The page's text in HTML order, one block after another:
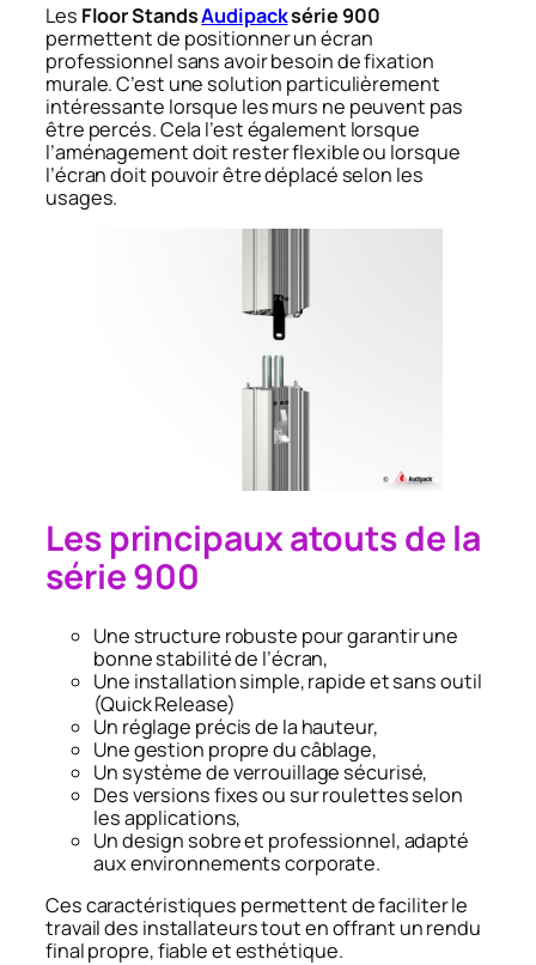
Les Floor StandsAudipacksérie 900
permettent de positionner un écran
professionnel sans avoir besoin de fixation
murale. C’est une solution particulièrement
intéressante lorsque les murs ne peuvent pas
être percés. Cela l’est également lorsque
l’aménagement doit rester flexible ou lorsque
l’écran doit pouvoir être déplacé selon les
usages.
Les principaux atouts de la
série 900
Une structure robuste pour garantir une
bonne stabilité de l’écran,
Une installation simple, rapide et sans outil
(Quick Release)
Un réglage précis de la hauteur,
Une gestion propre du câblage,
Un système de verrouillage sécurisé,
Des versions fixes ou sur roulettes selon
les applications,
Un design sobre et professionnel, adapté
aux environnements corporate.
Ces caractéristiques permettent de faciliter le
travail des installateurs tout en offrant un rendu
final propre, fiable et esthétique.